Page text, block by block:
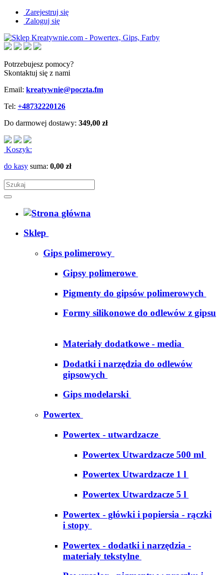
Zarejestruj się
Zaloguj się
Potrzebujesz pomocy?
Skontaktuj się z nami
Email: kreatywnie@poczta.fm
Tel: +48732220126
Do darmowej dostawy: 349,00 zł
Koszyk:
do kasy suma: 0,00 zł
Sklep
Gips polimerowy
Gipsy polimerowe
Pigmenty do gipsów polimerowych
Formy silikonowe do odlewów z gipsu
Materiały dodatkowe - media
Dodatki i narzędzia do odlewów
gipsowych
Gips modelarski
Powertex
Powertex - utwardzacze
Powertex Utwardzacze 500 ml
Powertex Utwardzacze 1 l
Powertex Utwardzacze 5 l
Powertex - główki i popiersia - rączki
i stopy
Powertex - dodatki i narzędzia -
materiały tekstylne